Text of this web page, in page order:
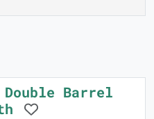
Double Barrel